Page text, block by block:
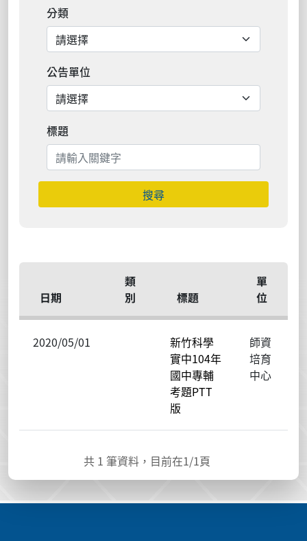
分類
公告單位
標題
搜尋
日期
類
別
標題
單
位
2020/05/01
新竹科學
實中104年
國中專輔
考題PTT
版
師資
培育
中心
共 1 筆資料，目前在1/1頁